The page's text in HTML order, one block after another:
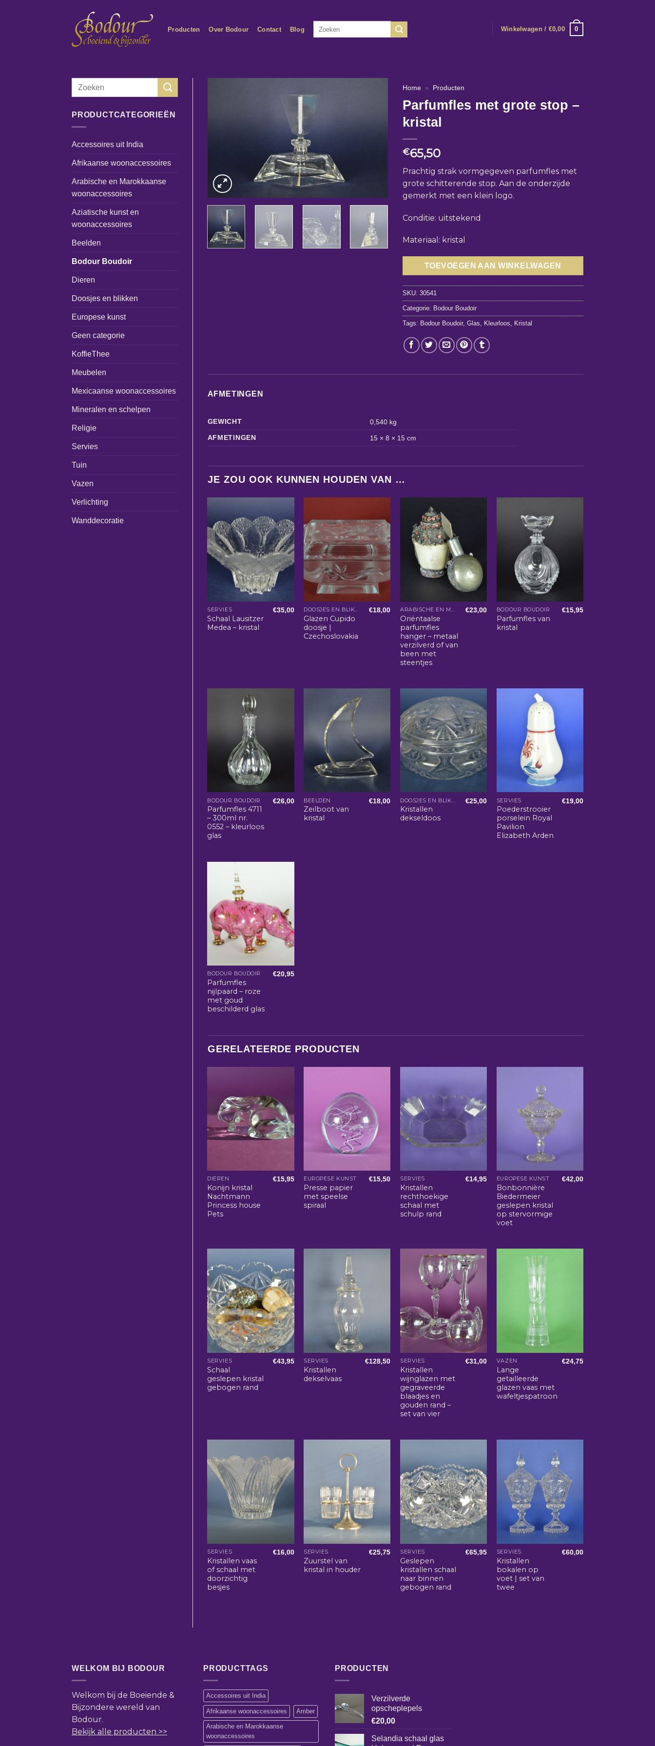
Producten Over Bodour Contact Blog Winkelwagen / €0,00 0
Zoeken
PRODUCTCATEGORIEËN
Accessoires uit India
Afrikaanse woonaccessoires
Arabische en Marokkaanse
woonaccessoires
Aziatische kunst en
woonaccessoires
Beelden
Bodour Boudoir
Dieren
Doosjes en blikken
Europese kunst
Geen categorie
KoffieThee
Meubelen
Mexicaanse woonaccessoires
Mineralen en schelpen
Religie
Servies
Tuin
Vazen
Verlichting
Wanddecoratie
Home » Producten
Parfumfles met grote stop –
kristal
€65,50
Prachtig strak vormgegeven parfumfles met
grote schitterende stop. Aan de onderzijde
gemerkt met een klein logo.
Conditie: uitstekend
Materiaal: kristal
TOEVOEGEN AAN WINKELWAGEN
SKU:30541
Categorie: Bodour Boudoir
Tags: Bodour Boudoir,Glas Kleurloos Kristal
AFMETINGEN
GEWICHT
0,540 kg
AFMETINGEN
15 × 8 × 15 cm
JE ZOU OOK KUNNEN HOUDEN VAN …
SERVIES
Schaal Lausitzer
Medea – kristal
€35,00 DOOSJES EN BLIKKEN
Glazen Cupido
doosje |
Czechoslovakia
€18,00 ARABISCHE EN MAROKKAANSE WOONACCESSOIRES
Oriëntaalse
parfumfles
hanger – metaal
verzilverd of van
been met
steentjes
€23,00 BODOUR BOUDOIR
Parfumfles van
kristal
€15,95
BODOUR BOUDOIR
Parfumfles 4711
– 300ml nr.
0552 – kleurloos
glas
€26,00 BEELDEN
Zeilboot van
kristal
€18,00
Kristallen
dekseldoos
€25,00 SERVIES
Poederstrooier
porselein Royal
Pavilion
Elizabeth Arden
€19,00
BODOUR BOUDOIR
Parfumfles
nijlpaard – roze
met goud
beschilderd glas
€20,95
GERELATEERDE PRODUCTEN
DIEREN
Konijn kristal
Nachtmann
Princess house
Pets
€15,95 EUROPESE KUNST
Presse papier
met speelse
spiraal
€15,50 SERVIES
Kristallen
rechthoekige
schaal met
schulp rand
€14,95 EUROPESE KUNST
Bonbonnière
Biedermeier
geslepen kristal
op stervormige
voet
€42,00
SERVIES
Schaal
geslepen kristal
gebogen rand
€43,95 SERVIES
Kristallen
dekselvaas
€128,50 SERVIES
Kristallen
wijnglazen met
gegraveerde
blaadjes en
gouden rand –
set van vier
€31,00 VAZEN
Lange
getailleerde
glazen vaas met
wafeltjespatroon
€24,75
SERVIES
Kristallen vaas
of schaal met
doorzichtig
besjes
€16,00 SERVIES
Zuurstel van
kristal in houder
€25,75 SERVIES
Geslepen
kristallen schaal
naar binnen
gebogen rand
€65,95 SERVIES
Kristallen
bokalen op
voet | set van
twee
€60,00
WELKOM BIJ BODOUR
Welkom bij de Boeiende &
Bijzondere wereld van
Bodour.
Bekijk alle producten >>
PRODUCTTAGS
Accessoires uit India
Afrikaanse woonaccessoires Amber
Arabische en Marokkaanse
woonaccessoires
PRODUCTEN
Verzilverde
opscheplepels
€20,00
Selandia schaal glas